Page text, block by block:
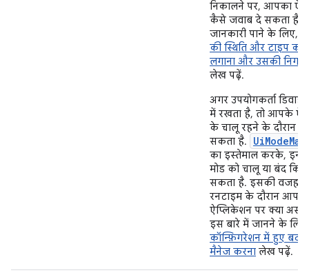
निकालने पर, आपका
कैसे जवाब दे सकता है,
जानकारी पाने के लिए,
की स्थिति और टाइप का
लगाना और उसकी
लेख पढ़ें.
अगर उपयोगकर्ता
में रखता है, तो आपके
के चालू रहने के दौरान
सकता है.
का इस्तेमाल करके,
मोड को चालू या बंद
सकता है. इसकी वजह
रनटाइम के दौरान आपके
ऐप्लिकेशन पर क्या असर
इस बारे में जानने के लिए,
कॉन्फ़िगरेशन में हुए
मैनेज करना लेख पढ़ें.